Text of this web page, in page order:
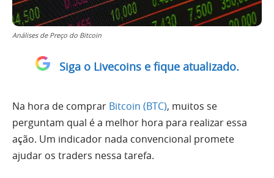
Análises de Preço do Bitcoin
Siga o Livecoins e fique atualizado.
Na hora de comprar Bitcoin (BTC), muitos se
perguntam qual é a melhor hora para realizar essa
ação. Um indicador nada convencional promete
ajudar os traders nessa tarefa.